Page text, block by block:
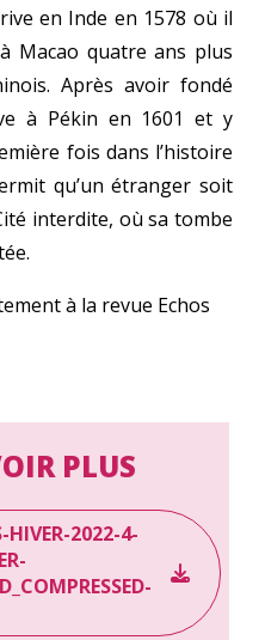
en Inde en 1578 où il
Macao quatre ans plus
Après avoir fondé
à Pékin en 1601 et y
fois dans l’histoire
qu’un étranger soit
interdite, où sa tombe
à la revue Echos
PLUS
HIVER-2022-4-